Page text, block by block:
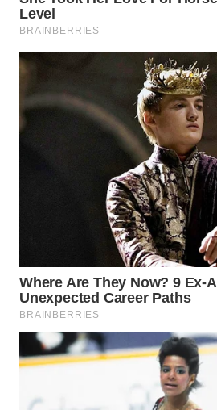
TANJUNG
LESUNG
SIMALUNGUN
TAPANULI
TENGAH
SERDANG
TEBING